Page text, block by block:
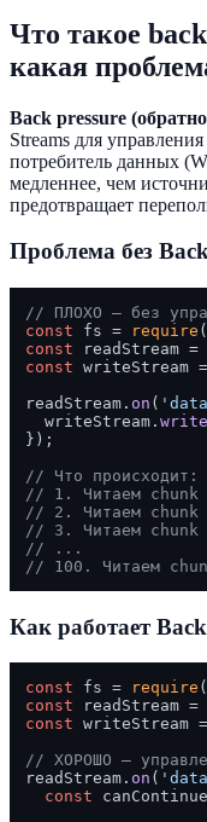
Что такое
какая
Back pressure
Streams для
потребитель данных
медленнее, чем
предотвращает
Проблема без
// ПЛОХО — без
const fs = require (
const readStream
const writeStream
readStream. on (
  writeStream.
write
});
// Что происходит:
// 1. Читаем chunk
// 2. Читаем chunk
// 3. Читаем chunk
// ...
// 100. Читаем
Как работает
const fs = require (
const readStream
const writeStream
// ХОРОШО —
readStream. on (
const